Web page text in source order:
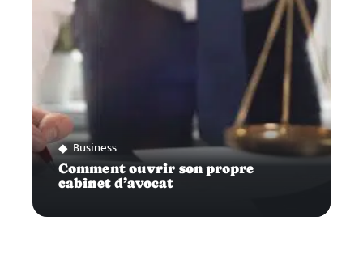
Business
Comment ouvrir son propre
cabinet d’avocat